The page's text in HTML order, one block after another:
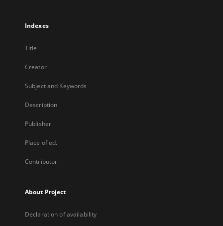
Indexes
Title
Creator
Subject and Keywords
Description
Publisher
Place of ed.
Contributor
About Project
Declaration of availability